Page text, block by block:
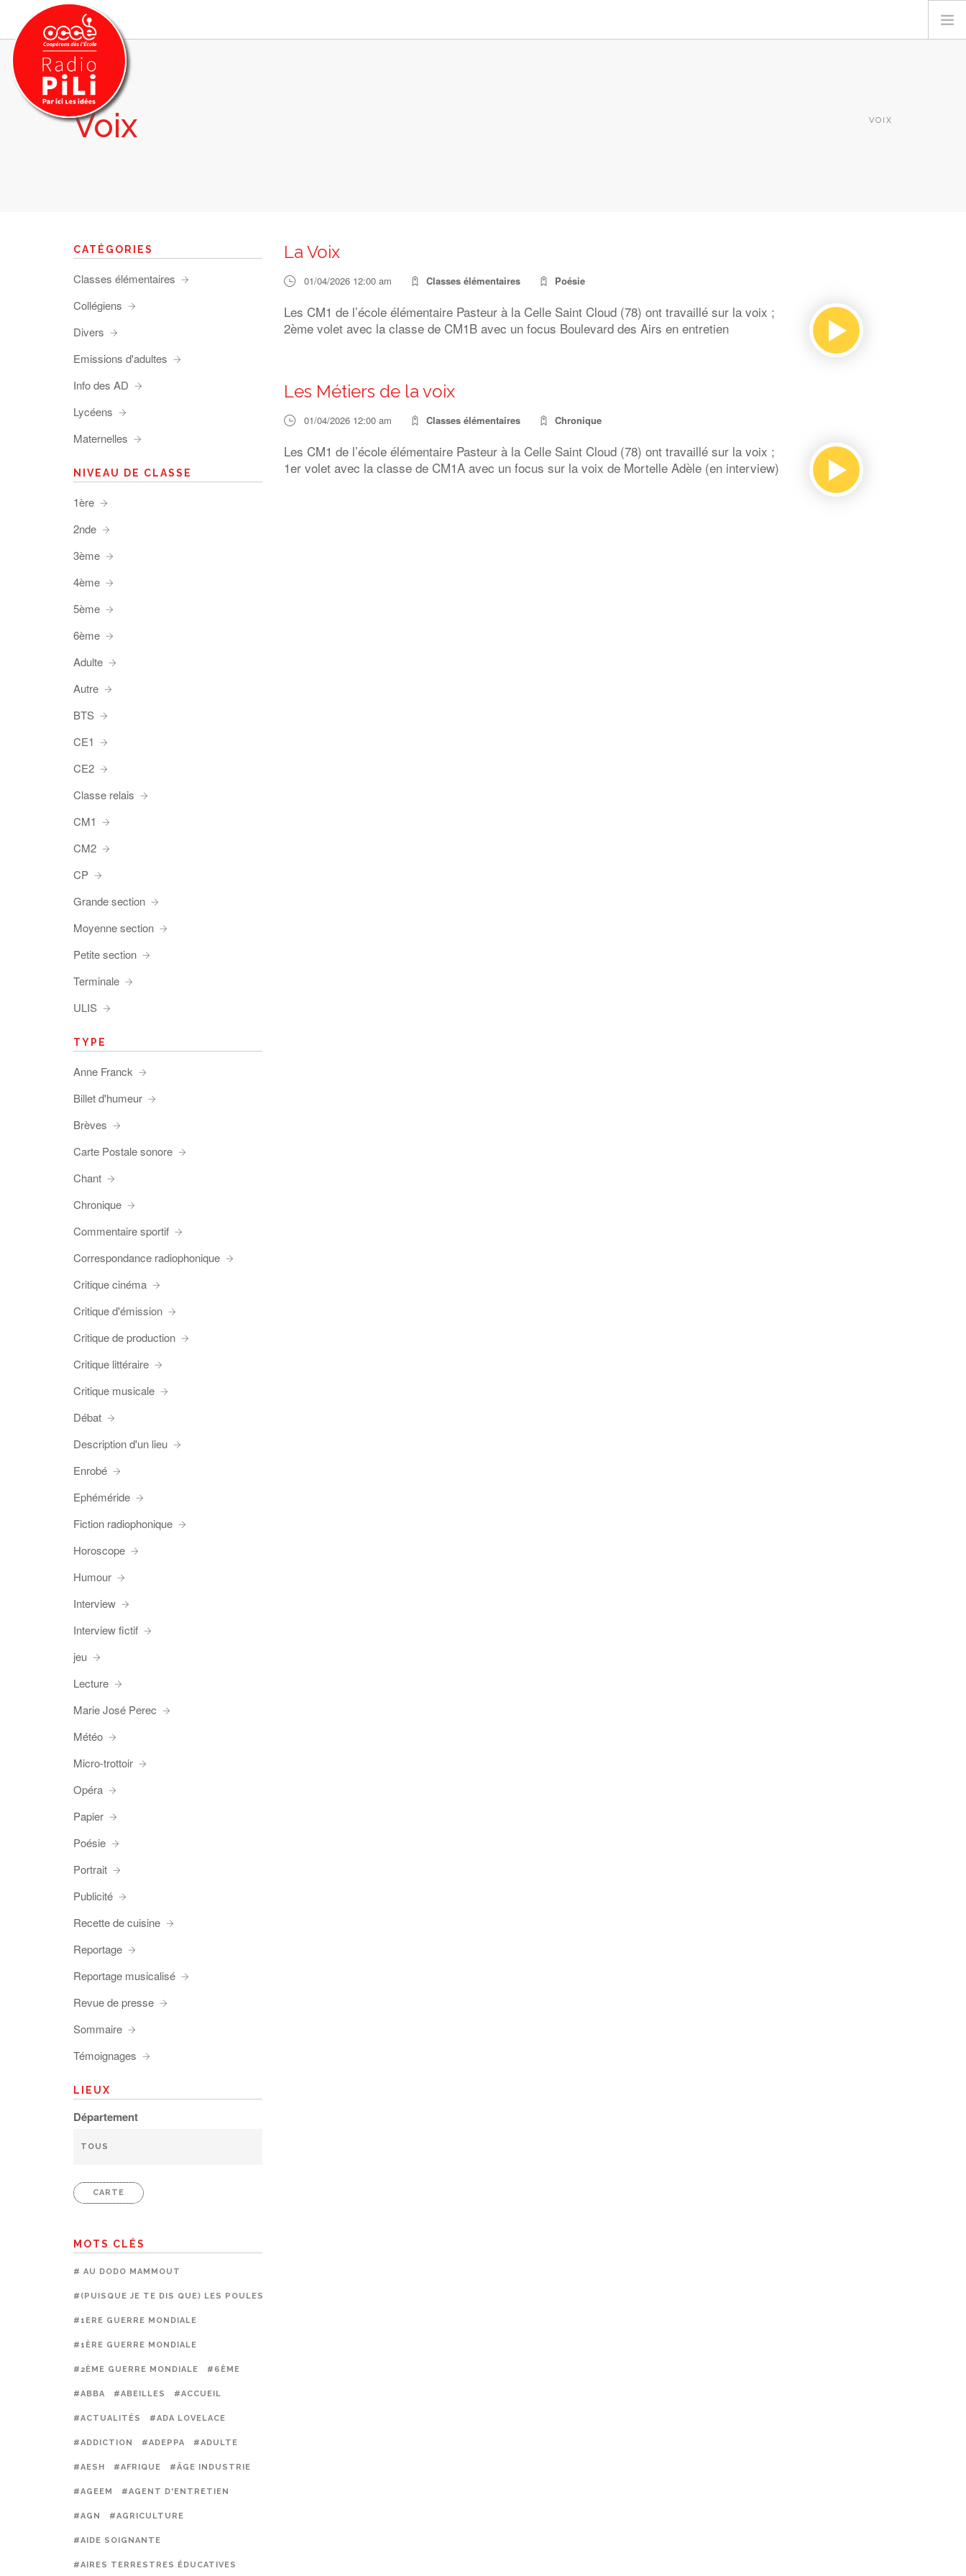
PRÉSENTATION
GRILLE DES PROGRAMMES
RECHERCHER
Voix VOIX
La Voix
01/04/2026 12:00 am Classes élémentaires Poésie
Les CM1 de l’école élémentaire Pasteur à la Celle Saint Cloud (78) ont travaillé sur la voix ;
2ème volet avec la classe de CM1B avec un focus Boulevard des Airs en entretien
Les Métiers de la voix
01/04/2026 12:00 am Classes élémentaires Chronique
Les CM1 de l’école élémentaire Pasteur à la Celle Saint Cloud (78) ont travaillé sur la voix ;
1er volet avec la classe de CM1A avec un focus sur la voix de Mortelle Adèle (en interview)
CATÉGORIES
Classes élémentaires
Collégiens
Divers
Emissions d'adultes
Info des AD
Lycéens
Maternelles
NIVEAU DE CLASSE
1ère
2nde
3ème
4ème
5ème
6ème
Adulte
Autre
BTS
CE1
CE2
Classe relais
CM1
CM2
CP
Grande section
Moyenne section
Petite section
Terminale
ULIS
TYPE
Anne Franck
Billet d'humeur
Brèves
Carte Postale sonore
Chant
Chronique
Commentaire sportif
Correspondance radiophonique
Critique cinéma
Critique d'émission
Critique de production
Critique littéraire
Critique musicale
Débat
Description d'un lieu
Enrobé
Ephéméride
Fiction radiophonique
Horoscope
Humour
Interview
Interview fictif
jeu
Lecture
Marie José Perec
Météo
Micro-trottoir
Opéra
Papier
Poésie
Portrait
Publicité
Recette de cuisine
Reportage
Reportage musicalisé
Revue de presse
Sommaire
Témoignages
LIEUX
Département
CARTE
MOTS CLÉS
# AU DODO MAMMOUT
#(PUISQUE JE TE DIS QUE) LES POULES PRÉFÈRENT LES CAGES
#1ERE GUERRE MONDIALE
#1ÈRE GUERRE MONDIALE
#2ÈME GUERRE MONDIALE #6ÈME
#ABBA #ABEILLES #ACCUEIL
#ACTUALITÉS #ADA LOVELACE
#ADDICTION #ADEPPA #ADULTE
#AESH #AFRIQUE #ÂGE INDUSTRIE
#AGEEM #AGENT D'ENTRETIEN
#AGN #AGRICULTURE
#AIDE SOIGNANTE
#AIRES TERRESTRES ÉDUCATIVES